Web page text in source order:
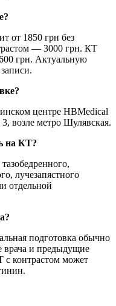
от 1850 грн без
— 3000 грн. КТ
грн. Актуальную
центре HBMedical
возле метро Шулявская.
на КТ?
лучезапястного
отдельной
подготовка обычно
врача и предыдущие
с контрастом может